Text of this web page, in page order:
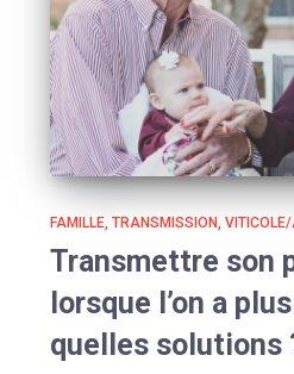
FAMILLE TRANSMISSION
Transmettre son
lorsque l’on a
quelles solutions